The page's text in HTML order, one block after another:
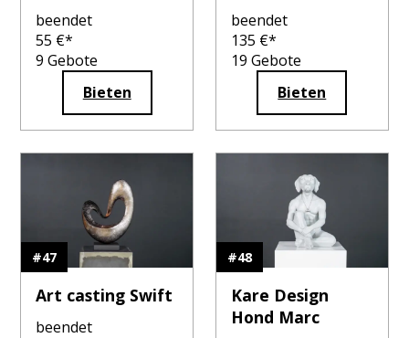
beendet
55 €*
9 Gebote
Bieten
beendet
135 €*
19 Gebote
Bieten
#47
Art casting Swift
beendet
#48
Kare Design
Hond Marc